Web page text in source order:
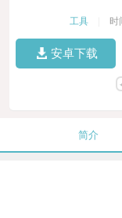
工具 时
安卓下载
简介